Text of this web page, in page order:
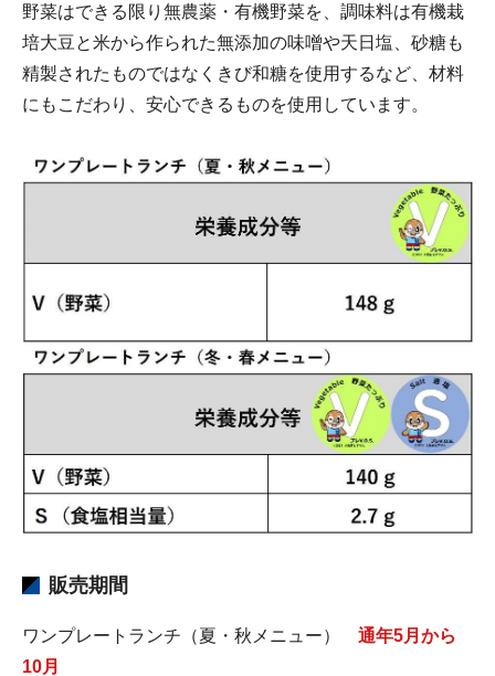
野菜はできる限り無農薬・有機野菜を、調味料は有機栽
培大豆と米から作られた無添加の味噌や天日塩、砂糖も
精製されたものではなくきび和糖を使用するなど、材料
にもこだわり、安心できるものを使用しています。
販売期間
ワンプレートランチ（夏・秋メニュー） 通年5月から
10月